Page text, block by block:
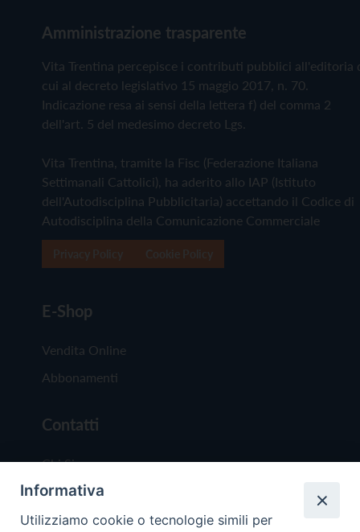
Amministrazione trasparente
Vita Trentina percepisce i contributi pubblici all'editoria
cui al decreto legislativo 15 maggio 2017, n. 70.
Indicazione resa ai sensi della lettera f) del comma 2
dell'art. 5 del medesimo decreto Lgs.
Vita Trentina, tramite la Fisc (Federazione Italiana
Settimanali Cattolici), ha aderito allo IAP (Istituto
dell'Autodisciplina Pubblicitaria) accettando il Codice di
Autodisciplina della Comunicazione Commerciale
E-Shop
Vendita Online
Abbonamenti
Contatti
Chi Siamo
Redazione
Scrivici
Informativa
Utilizziamo cookie o tecnologie simili per